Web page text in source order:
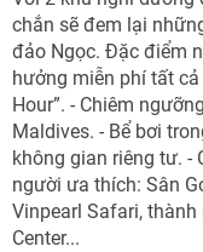
chắn sẽ đem lại
đảo Ngọc. Đặc điểm
hưởng miễn phí tất
Hour”. - Chiêm
Maldives. - Bể bơi
không gian riêng tư. -
người ưa thích: Sân
Vinpearl Safari, thành
Center...